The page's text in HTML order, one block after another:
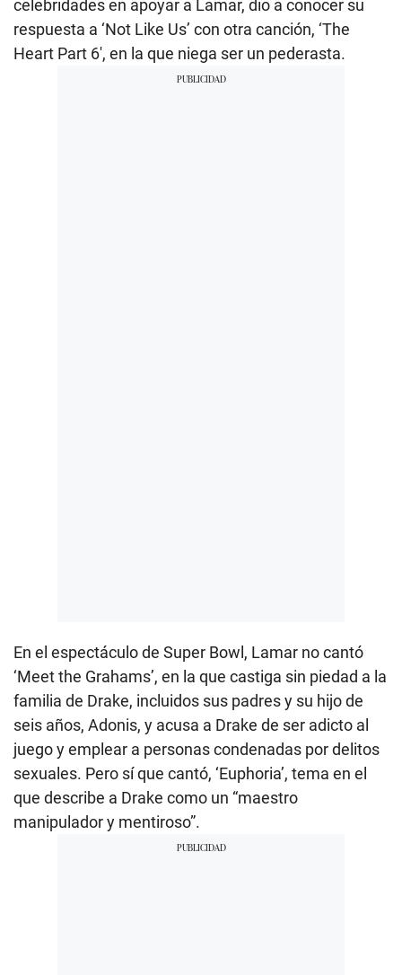
celebridades en apoyar a Lamar, dio a conocer su
respuesta a ‘Not Like Us’ con otra canción, ‘The
Heart Part 6′, en la que niega ser un pederasta.
En el espectáculo de Super Bowl, Lamar no cantó
‘Meet the Grahams’, en la que castiga sin piedad a la
familia de Drake, incluidos sus padres y su hijo de
seis años, Adonis, y acusa a Drake de ser adicto al
juego y emplear a personas condenadas por delitos
sexuales. Pero sí que cantó, ‘Euphoria’, tema en el
que describe a Drake como un “maestro
manipulador y mentiroso”.